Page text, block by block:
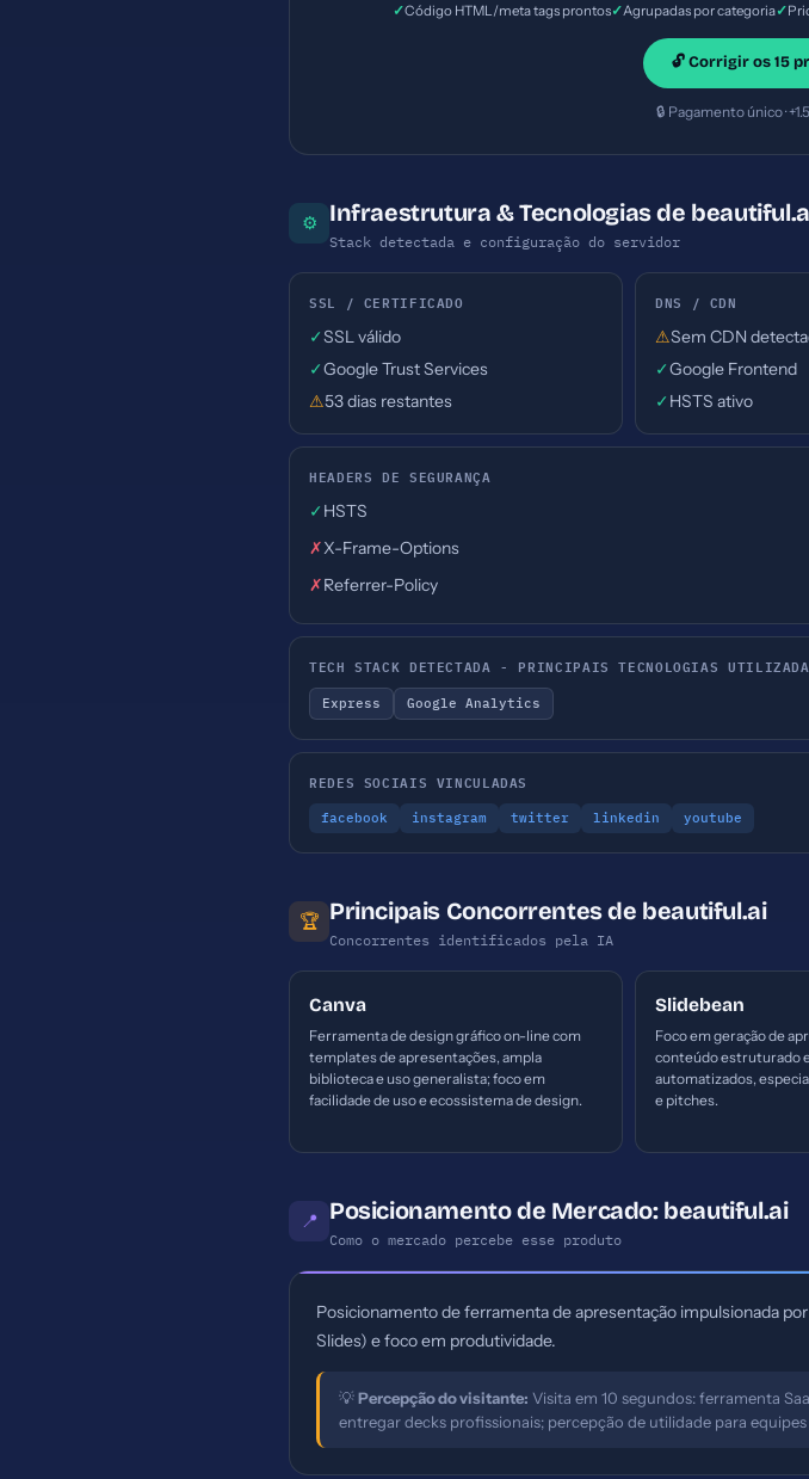
✓Código HTML/meta tags prontos✓Agrupadas por categoria✓
🔓 Corrigir os 15
🔒 Pagamento único ·
⚙ Infraestrutura & Tecnologias de
Stack detectada e configuração do servidor
SSL / CERTIFICADO
✓SSL válido
✓Google Trust Services
⚠53 dias restantes
DNS / CDN
⚠Sem CDN
✓Google Frontend
✓ HSTS ativo
HEADERS DE SEGURANÇA
✓ HSTS
✗X-Frame-Options
✗Referrer-Policy
TECH STACK DETECTADA - PRINCIPAIS TECNOLOGIAS
Express Google Analytics
REDES SOCIAIS VINCULADAS
facebook instagram twitter linkedin youtube
🏆 Principais Concorrentes de beautiful.ai
Concorrentes identificados pela IA
Canva
Ferramenta de design gráfico on-line com
templates de apresentações, ampla
biblioteca e uso generalista; foco em
facilidade de uso e ecossistema de design.
Slidebean
Foco em geração de
conteúdo estruturado
automatizados,
e pitches.
📍 Posicionamento de Mercado: beautiful.ai
Como o mercado percebe esse produto
Posicionamento de ferramenta de apresentação impulsionada
Slides) e foco em produtividade.
💡Percepção do visitante: Visita em 10 segundos: ferramenta
entregar decks profissionais; percepção de utilidade para